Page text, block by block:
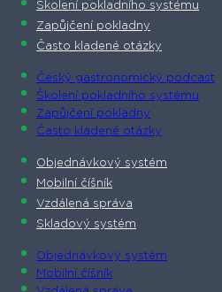
Školení pokladního systému
Zapůjčení pokladny
Často kladené otázky
Český gastronomický podcast​
Školení pokladního systému
Zapůjčení pokladny
Často kladené otázky
Objednávkový systém
Mobilní číšník
Vzdálená správa
Skladový systém
Objednávkový systém
Mobilní číšník